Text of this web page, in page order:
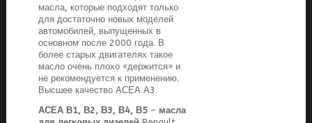
масла, которые подходят только
для достаточно новых моделей
автомобилей, выпущенных в
основном после 2000 года. В
более старых двигателях такое
масло очень плохо «держится» и
не рекомендуется к применению.
Высшее качество АСЕА А3.
АСЕА В1, В2, В3, В4, В5– масла